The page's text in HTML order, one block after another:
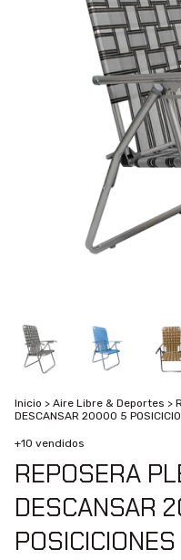
Inicio > Aire Libre & Deportes >
DESCANSAR 20000 5
+10 vendidos
REPOSERA
DESCANSAR